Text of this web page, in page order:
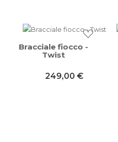
Bracciale fiocco -
Twist
249,00 €